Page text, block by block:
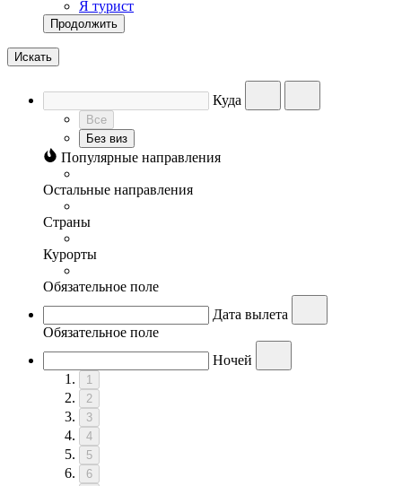
Я турист
Продолжить
Искать
Куда
Все
Без виз
Популярные направления
Остальные направления
Страны
Курорты
Обязательное поле
Дата вылета
Обязательное поле
Ночей
1
2
3
4
5
6